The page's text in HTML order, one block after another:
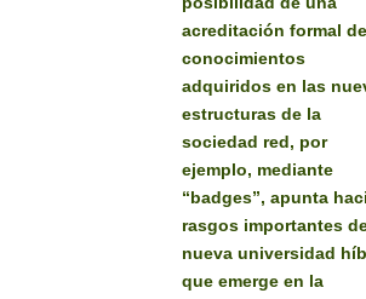
acreditación formal
conocimientos
adquiridos en las
estructuras de la
sociedad red, por
ejemplo, mediante
“badges”, apunta
rasgos importantes
nueva universidad
que emerge en la